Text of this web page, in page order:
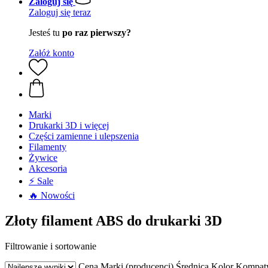
Zaloguj się teraz
Jesteś tu po raz pierwszy?
Załóż konto
Marki
Drukarki 3D i więcej
Części zamienne i ulepszenia
Filamenty
Żywice
Akcesoria
⚡ Sale
🔥 Nowości
Złoty filament ABS do drukarki 3D
Filtrowanie i sortowanie